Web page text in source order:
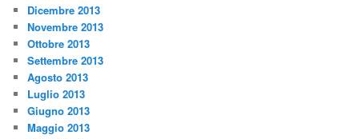
Dicembre 2013
Novembre 2013
Ottobre 2013
Settembre 2013
Agosto 2013
Luglio 2013
Giugno 2013
Maggio 2013